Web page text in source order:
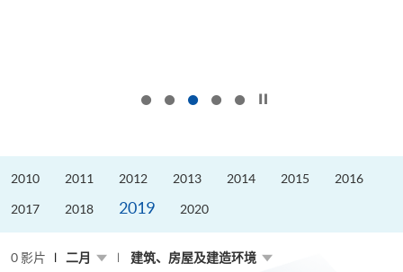
2010 2011 2012 2013 2014 2015 2016
2017 2018 2019 2020
0 影片 二月 建筑、房屋及建造环境